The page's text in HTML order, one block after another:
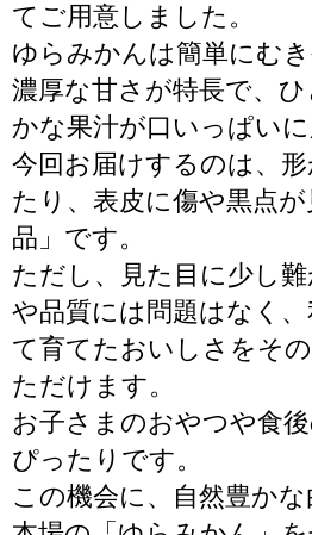
てご用意しました。
ゆらみかんは簡単にむ
濃厚な甘さが特長で、
かな果汁が口いっぱいに
今回お届けするのは、
たり、表皮に傷や黒点
品」です。
ただし、見た目に少し
や品質には問題はなく
て育てたおいしさをそ
ただけます。
お子さまのおやつや食
ぴったりです。
この機会に、自然豊か